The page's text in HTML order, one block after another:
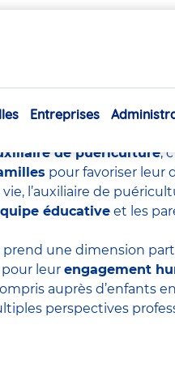
Entreprises
de puériculture,
pour favoriser leur
l’auxiliaire de
éducative et les
prend une dimension
pour leur engagement
auprès d’enfants
perspectives